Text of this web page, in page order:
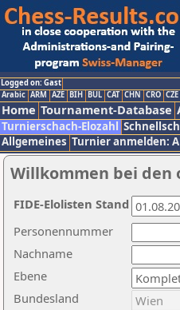
Logged on: Gast
Arabic ARM AZE BIH BUL CAT CHN CRO CZE
Home Tournament-Database
Turnierschach-Elozahl
Allgemeines Turnier anmelden:
Willkommen bei den
Nachname
Ebene
Personennummer
Bundesland
FIDE-Elolisten Stand